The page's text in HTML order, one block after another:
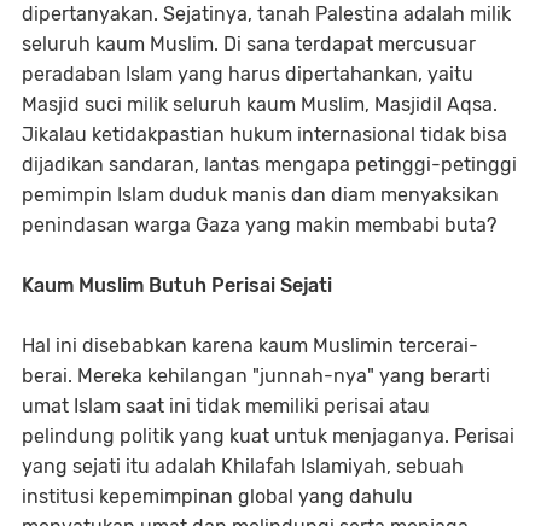
dipertanyakan. Sejatinya, tanah Palestina adalah milik
seluruh kaum Muslim. Di sana terdapat mercusuar
peradaban Islam yang harus dipertahankan, yaitu
Masjid suci milik seluruh kaum Muslim, Masjidil Aqsa.
Jikalau ketidakpastian hukum internasional tidak bisa
dijadikan sandaran, lantas mengapa petinggi-petinggi
pemimpin Islam duduk manis dan diam menyaksikan
penindasan warga Gaza yang makin membabi buta?
Kaum Muslim Butuh Perisai Sejati
Hal ini disebabkan karena kaum Muslimin tercerai-
berai. Mereka kehilangan "junnah-nya" yang berarti
umat Islam saat ini tidak memiliki perisai atau
pelindung politik yang kuat untuk menjaganya. Perisai
yang sejati itu adalah Khilafah Islamiyah, sebuah
institusi kepemimpinan global yang dahulu